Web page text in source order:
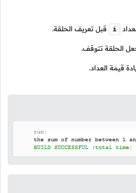
i قبل تعريف الحلقة.
الحلقة تتوقف.
قيمة العداد.